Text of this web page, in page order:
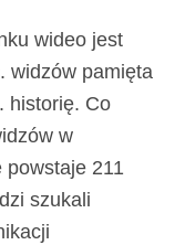
wideo jest
widzów pamięta
historię. Co
w
powstaje 211
szukali